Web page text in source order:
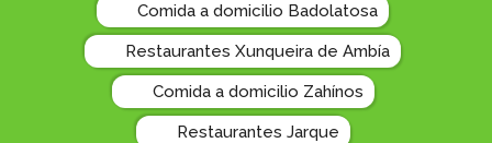
Comida a domicilio Badolatosa
Restaurantes Xunqueira de Ambía
Comida a domicilio Zahínos
Restaurantes Jarque